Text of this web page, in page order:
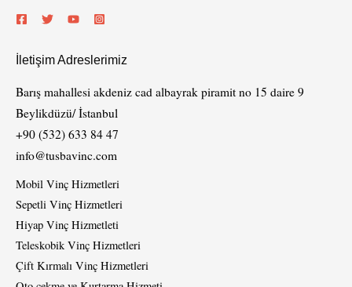
İletişim Adreslerimiz
Barış mahallesi akdeniz cad albayrak piramit no 15 daire 9
Beylikdüzü/ İstanbul
+90 (532) 633 84 47
info@tusbavinc.com
Mobil Vinç Hizmetleri
Sepetli Vinç Hizmetleri
Hiyap Vinç Hizmetleti
Teleskobik Vinç Hizmetleri
Çift Kırmalı Vinç Hizmetleri